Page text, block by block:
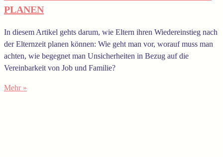
PLANEN
In diesem Artikel gehts darum, wie Eltern ihren Wiedereinstieg nach
der Elternzeit planen können: Wie geht man vor, worauf muss man
achten, wie begegnet man Unsicherheiten in Bezug auf die
Vereinbarkeit von Job und Familie?
Mehr »